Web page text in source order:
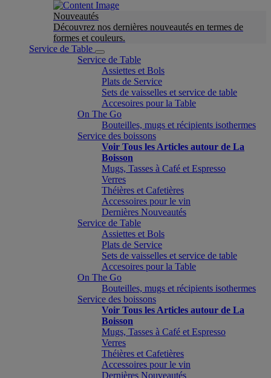
Nouveautés
Découvrez nos dernières nouveautés en termes de
formes et couleurs.
Service de Table
Service de Table
Assiettes et Bols
Plats de Service
Sets de vaisselles et service de table
Accesoires pour la Table
On The Go
Bouteilles, mugs et récipients isothermes
Service des boissons
Voir Tous les Articles autour de La
Boisson
Mugs, Tasses à Café et Espresso
Verres
Théières et Cafetières
Accessoires pour le vin
Dernières Nouveautés
Service de Table
Assiettes et Bols
Plats de Service
Sets de vaisselles et service de table
Accesoires pour la Table
On The Go
Bouteilles, mugs et récipients isothermes
Service des boissons
Voir Tous les Articles autour de La
Boisson
Mugs, Tasses à Café et Espresso
Verres
Théières et Cafetières
Accessoires pour le vin
Dernières Nouveautés